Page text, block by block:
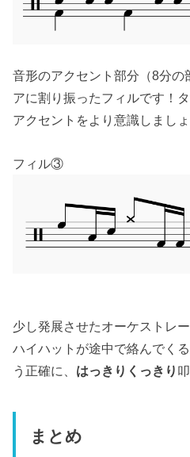
音形のアクセント部分（8分
アに割り振ったフィルです！
アクセントをより意識しましょ
フィル③
少し発展させたオーケストレ
ハイハットが途中で絡んでく
う正確に、 はっきりくっきり
まとめ